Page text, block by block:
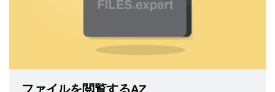
ファイルを閲覧するAZ